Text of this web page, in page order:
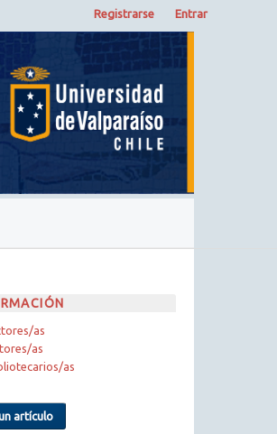
Registrarse Entrar
as
as
as
artículo